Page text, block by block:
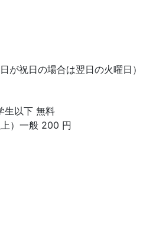
が祝日の場合は翌日の火曜日）
生以下 無料
）一般 200 円